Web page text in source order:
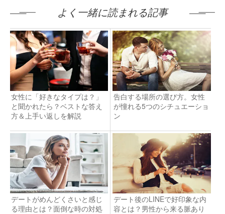
よく一緒に読まれる記事
女性に「好きなタイプは？」
と聞かれたら？ベストな答え
方＆上手い返しを解説
告白する場所の選び方。女性
が憧れる5つのシチュエーショ
ン
デートがめんどくさいと感じ
る理由とは？面倒な時の対処
デート後のLINEで好印象な内
容とは？男性から来る脈あり